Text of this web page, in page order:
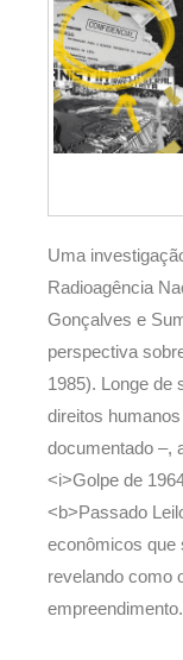
Uma
Radioagência
Gonçalves e
perspectiva
1985). Longe de
direitos
documentado –,
<i>Golpe de
<b>Passado
econômicos que
revelando como
empreendimento.